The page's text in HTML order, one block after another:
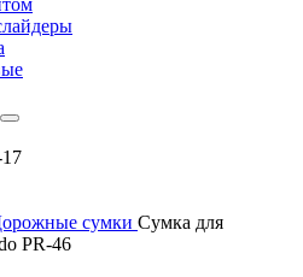
сумки Сумка для
PR-46